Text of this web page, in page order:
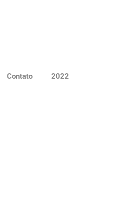
Contato 2022